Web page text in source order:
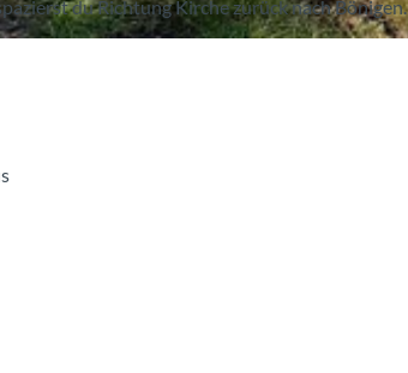
du Richtung Kirche zurück nach Bönigen.